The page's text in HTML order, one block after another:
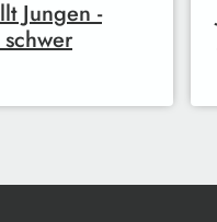
Jungen -